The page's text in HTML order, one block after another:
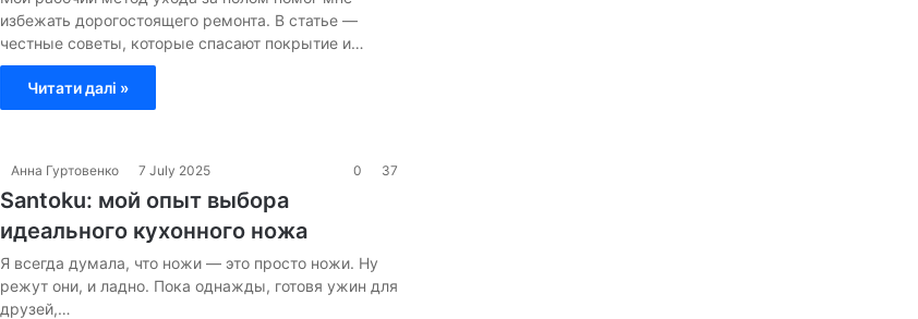
избежать дорогостоящего ремонта. В статье —
честные советы, которые спасают покрытие и…
Читати далі »
Анна Гуртовенко 7 July 2025 0 37
Santoku: мой опыт выбора
идеального кухонного ножа
Я всегда думала, что ножи — это просто ножи. Ну
режут они, и ладно. Пока однажды, готовя ужин для
друзей,…